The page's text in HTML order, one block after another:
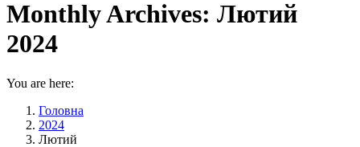
Monthly Archives: Лютий
2024
You are here:
Головна
2024
Лютий